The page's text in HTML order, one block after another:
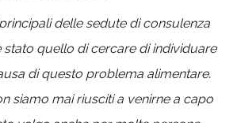
delle sedute di consulenza
stato quello di cercare di individuare
di questo problema alimentare.
siamo mai riusciti a venirne a capo